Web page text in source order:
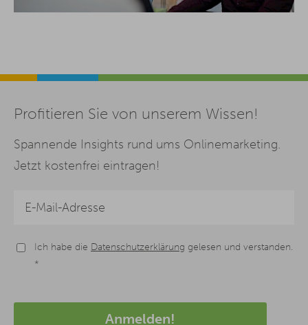
Profitieren Sie von unserem Wissen!
Spannende Insights rund ums Onlinemarketing.
Jetzt kostenfrei eintragen!
Ich habe die Datenschutzerklärung gelesen und verstanden.
*
Anmelden!